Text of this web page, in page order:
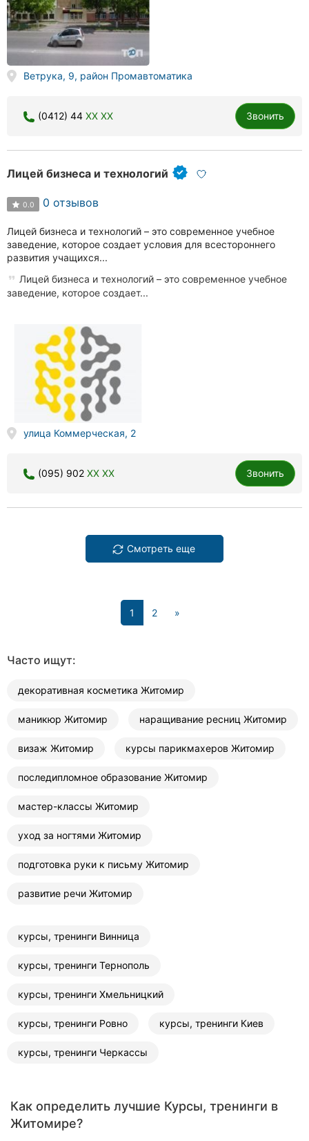
Ветрука, 9, район Промавтоматика
(0412) 44 XX XX Звонить
Лицей бизнеса и технологий
0.0 0 отзывов
Лицей бизнеса и технологий – это современное учебное
заведение, которое создает условия для всестороннего
развития учащихся...
Лицей бизнеса и технологий – это современное учебное
заведение, которое создает...
улица Коммерческая, 2
(095) 902 XX XX Звонить
Смотреть еще
1 (current)
2 »
Часто ищут:
декоративная косметика Житомир
маникюр Житомир наращивание ресниц Житомир
визаж Житомир курсы парикмахеров Житомир
последипломное образование Житомир
мастер-классы Житомир
уход за ногтями Житомир
подготовка руки к письму Житомир
развитие речи Житомир
курсы, тренинги Винница
курсы, тренинги Тернополь
курсы, тренинги Хмельницкий
курсы, тренинги Ровно курсы, тренинги Киев
курсы, тренинги Черкассы
Как определить лучшие Курсы, тренинги в
Житомире?